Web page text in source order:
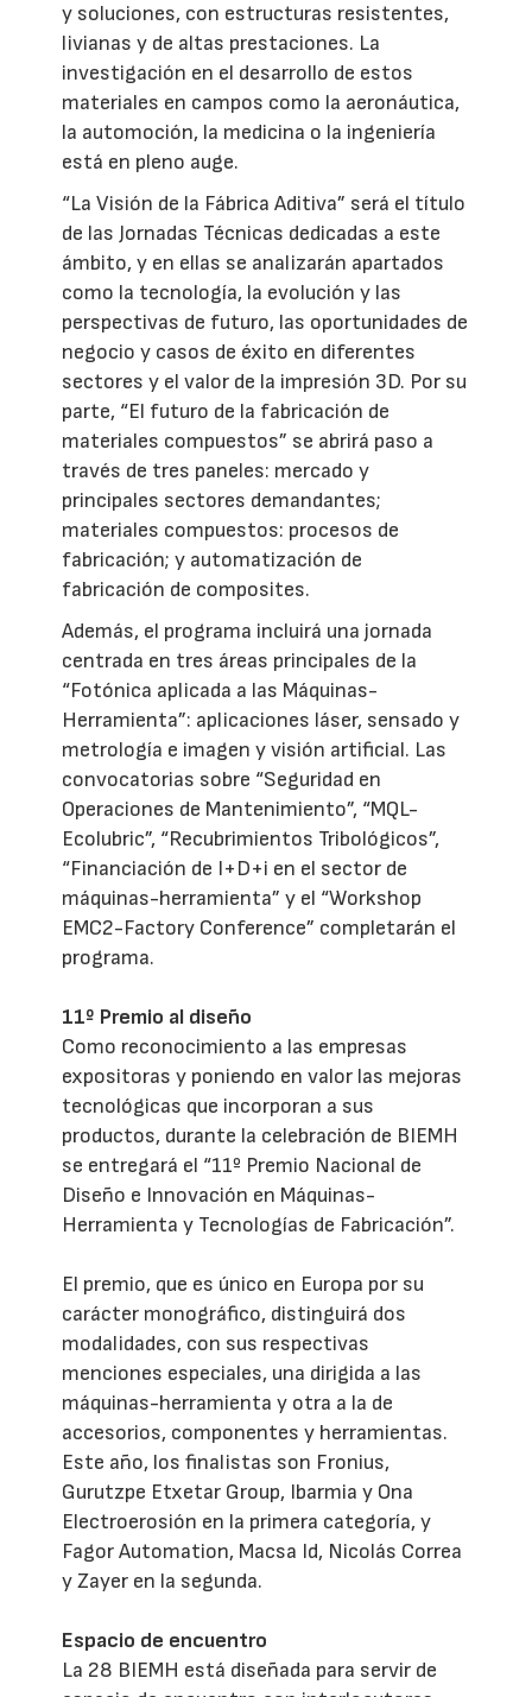
y soluciones, con estructuras resistentes,
livianas y de altas prestaciones. La
investigación en el desarrollo de estos
materiales en campos como la aeronáutica,
la automoción, la medicina o la ingeniería
está en pleno auge.
“La Visión de la Fábrica Aditiva” será el título
de las Jornadas Técnicas dedicadas a este
ámbito, y en ellas se analizarán apartados
como la tecnología, la evolución y las
perspectivas de futuro, las oportunidades de
negocio y casos de éxito en diferentes
sectores y el valor de la impresión 3D. Por su
parte, “El futuro de la fabricación de
materiales compuestos” se abrirá paso a
través de tres paneles: mercado y
principales sectores demandantes;
materiales compuestos: procesos de
fabricación; y automatización de
fabricación de composites.
Además, el programa incluirá una jornada
centrada en tres áreas principales de la
“Fotónica aplicada a las Máquinas-
Herramienta”: aplicaciones láser, sensado y
metrología e imagen y visión artificial. Las
convocatorias sobre “Seguridad en
Operaciones de Mantenimiento”, “MQL-
Ecolubric”, “Recubrimientos Tribológicos”,
“Financiación de I+D+i en el sector de
máquinas-herramienta” y el “Workshop
EMC2-Factory Conference” completarán el
programa.
11º Premio al diseño
Como reconocimiento a las empresas
expositoras y poniendo en valor las mejoras
tecnológicas que incorporan a sus
productos, durante la celebración de BIEMH
se entregará el “11º Premio Nacional de
Diseño e Innovación en Máquinas-
Herramienta y Tecnologías de Fabricación”.
El premio, que es único en Europa por su
carácter monográfico, distinguirá dos
modalidades, con sus respectivas
menciones especiales, una dirigida a las
máquinas-herramienta y otra a la de
accesorios, componentes y herramientas.
Este año, los finalistas son Fronius,
Gurutzpe Etxetar Group, Ibarmia y Ona
Electroerosión en la primera categoría, y
Fagor Automation, Macsa Id, Nicolás Correa
y Zayer en la segunda.
Espacio de encuentro
La 28 BIEMH está diseñada para servir de